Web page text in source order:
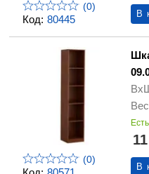
Код: 80445
(0)
В
(0)
В